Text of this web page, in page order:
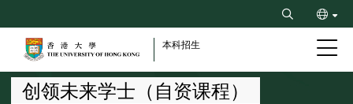
to
content
Search
繁
本科招生
Breadcrumb
创领未来学士（自资课程）